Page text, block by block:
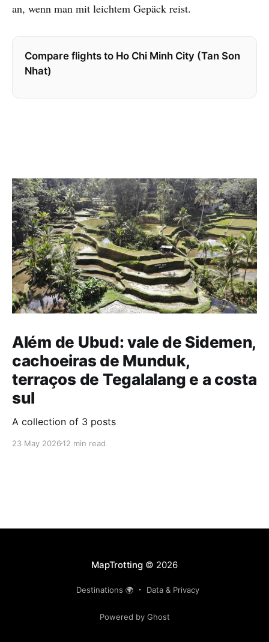
an, wenn man mit leichtem Gepäck reist.
Compare flights to Ho Chi Minh City (Tan Son
Nhat)
Além de Ubud: vale de Sidemen,
cachoeiras de Munduk,
terraços de Tegalalang e a costa
sul
A collection of 3 posts
23 May 2026 12 min read
MapTrotting© 2026
Destinations 🌍 Data & Privacy
Powered by Ghost